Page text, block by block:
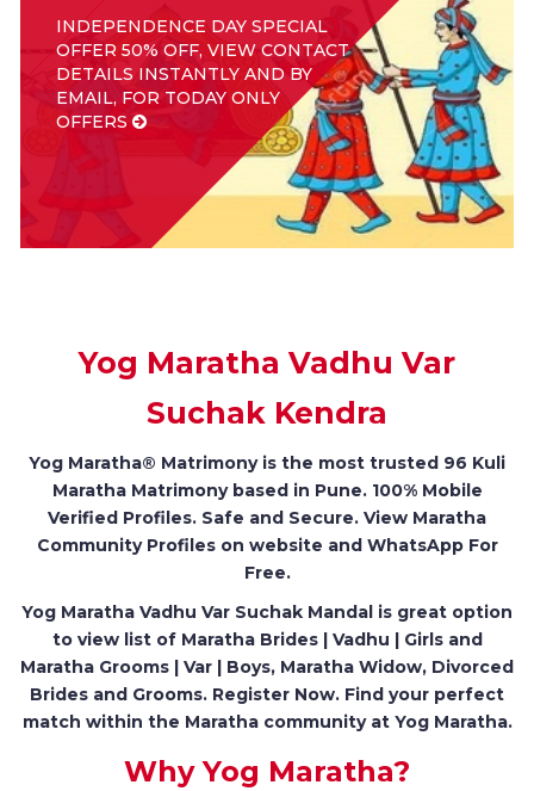
INDEPENDENCE DAY SPECIAL
OFFER 50% OFF, VIEW CONTACT
DETAILS INSTANTLY AND BY
EMAIL, FOR TODAY ONLY
OFFERS
Yog Maratha Vadhu Var
Suchak Kendra
Yog Maratha® Matrimony is the most trusted 96 Kuli
Maratha Matrimony based in Pune. 100% Mobile
Verified Profiles. Safe and Secure. View Maratha
Community Profiles on website and WhatsApp For
Free.
Yog Maratha Vadhu Var Suchak Mandal is great option
to view list of Maratha Brides | Vadhu | Girls and
Maratha Grooms | Var | Boys, Maratha Widow, Divorced
Brides and Grooms. Register Now. Find your perfect
match within the Maratha community at Yog Maratha.
Why Yog Maratha?